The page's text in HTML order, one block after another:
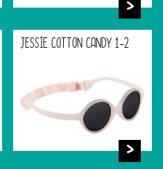
JESSIE COTTON CANDY 1-2